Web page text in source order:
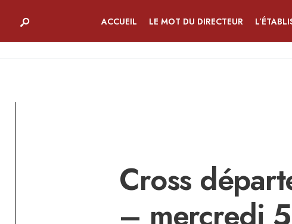
ACCUEIL LE MOT DU DIRECTEUR
Cross